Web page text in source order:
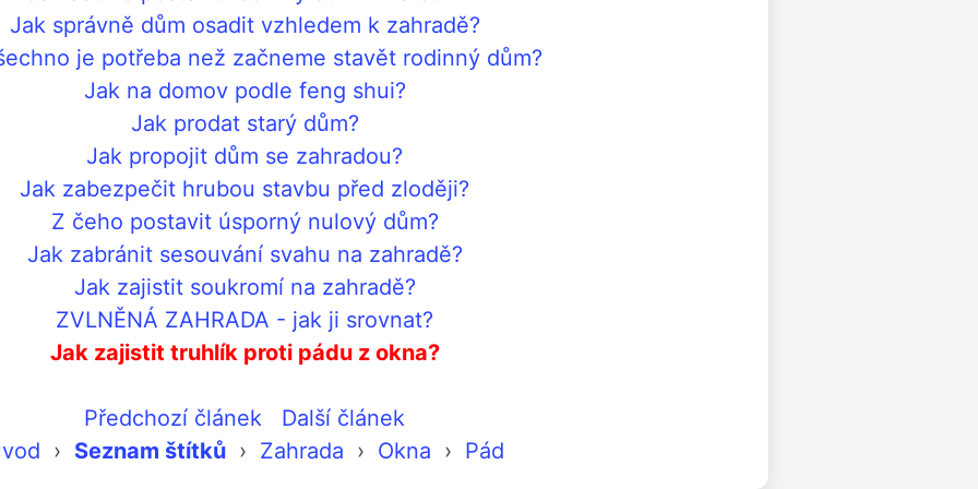
Jak správně dům osadit vzhledem k zahradě?
je potřeba než začneme stavět rodinný dům?
Jak na domov podle feng shui?
Jak prodat starý dům?
Jak propojit dům se zahradou?
Jak zabezpečit hrubou stavbu před zloději?
Z čeho postavit úsporný nulový dům?
Jak zabránit sesouvání svahu na zahradě?
Jak zajistit soukromí na zahradě?
ZVLNĚNÁ ZAHRADA - jak ji srovnat?
Jak zajistit truhlík proti pádu z okna?
Předchozí článek
Další článek
› Seznam štítků› Zahrada › Okna › Pád